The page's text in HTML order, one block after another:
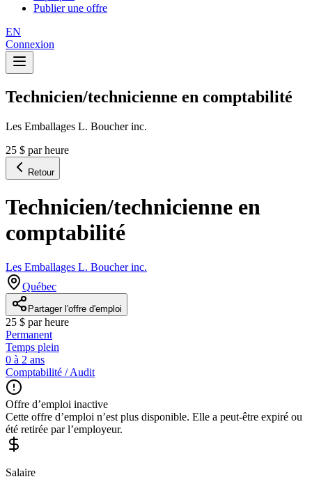
Publier une offre
EN
Connexion
Technicien/technicienne en comptabilité
Les Emballages L. Boucher inc.
25 $ par heure
Retour
Technicien/technicienne en
comptabilité
Les Emballages L. Boucher inc.
Québec
Partager l'offre d'emploi
25 $ par heure
Permanent
Temps plein
0 à 2 ans
Comptabilité / Audit
Offre d’emploi inactive
Cette offre d’emploi n’est plus disponible. Elle a peut-être expiré ou
été retirée par l’employeur.
Salaire